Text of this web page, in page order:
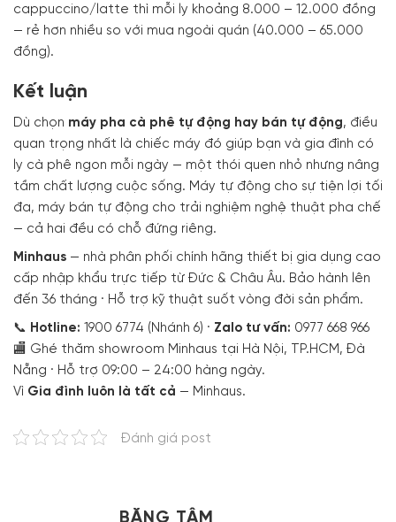
cappuccino/latte thì mỗi ly khoảng 8.000 – 12.000 đồng
— rẻ hơn nhiều so với mua ngoài quán (40.000 – 65.000
đồng).
Kết luận
Dù chọn máy pha cà phê tự động hay bán tự động, điều
quan trọng nhất là chiếc máy đó giúp bạn và gia đình có
ly cà phê ngon mỗi ngày — một thói quen nhỏ nhưng nâng
tầm chất lượng cuộc sống. Máy tự động cho sự tiện lợi tối
đa, máy bán tự động cho trải nghiệm nghệ thuật pha chế
— cả hai đều có chỗ đứng riêng.
Minhaus — nhà phân phối chính hãng thiết bị gia dụng cao
cấp nhập khẩu trực tiếp từ Đức & Châu Âu. Bảo hành lên
đến 36 tháng · Hỗ trợ kỹ thuật suốt vòng đời sản phẩm.
📞 Hotline: 1900 6774 (Nhánh 6) · Zalo tư vấn: 0977 668 966
🏬 Ghé thăm showroom Minhaus tại Hà Nội, TP.HCM, Đà
Nẵng · Hỗ trợ 09:00 – 24:00 hàng ngày.
Vì Gia đình luôn là tất cả — Minhaus.
Đánh giá post
BĂNG TÂM